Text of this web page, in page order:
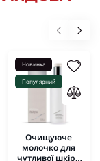
Новинка
Популярний
Очищуюче
молочко для
чутливої шкіри